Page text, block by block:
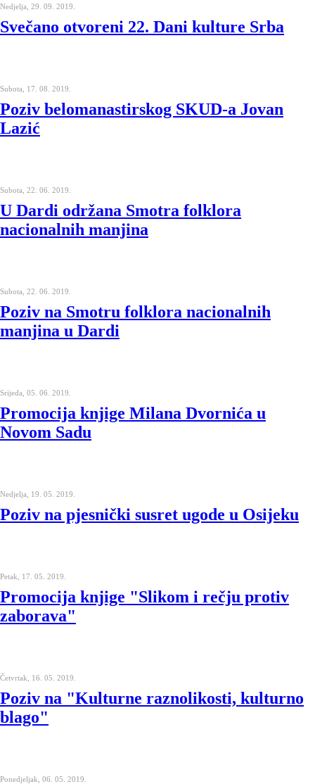
Nedjelja, 29. 09. 2019.
Svečano otvoreni 22. Dani kulture Srba
Subota, 17. 08. 2019.
Poziv belomanastirskog SKUD-a Jovan
Lazić
Subota, 22. 06. 2019.
U Dardi održana Smotra folklora
nacionalnih manjina
Subota, 22. 06. 2019.
Poziv na Smotru folklora nacionalnih
manjina u Dardi
Srijeda, 05. 06. 2019.
Promocija knjige Milana Dvornića u
Novom Sadu
Nedjelja, 19. 05. 2019.
Poziv na pjesnički susret ugode u Osijeku
Petak, 17. 05. 2019.
Promocija knjige "Slikom i rečju protiv
zaborava"
Četvrtak, 16. 05. 2019.
Poziv na "Kulturne raznolikosti, kulturno
blago"
Ponedjeljak, 06. 05. 2019.